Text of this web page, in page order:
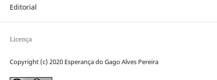
Editorial
Licença
Copyright (c) 2020 Esperança do Gago Alves Pereira